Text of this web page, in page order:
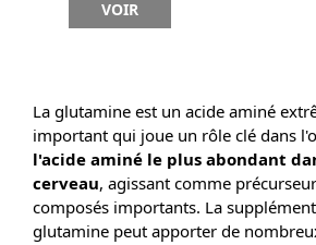
VOIR
La glutamine est un acide aminé
important qui joue un rôle clé dans
l'acide aminé le plus abondant
cerveau , agissant comme
composés importants. La
glutamine peut apporter de